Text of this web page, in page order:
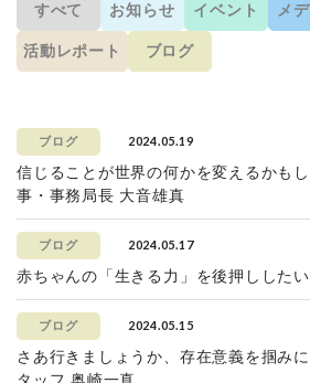
すべて お知らせ イベント メ
活動レポート ブログ
ブログ 2024.05.19
信じることが世界の何かを変えるかも
事・事務局長 大音雄真
ブログ 2024.05.17
赤ちゃんの「生きる力」を後押しした
ブログ 2024.05.15
さあ行きましょうか、存在意義を掴